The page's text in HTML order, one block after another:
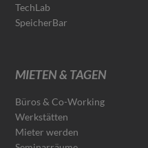
TechLab
SpeicherBar
MIETEN & TAGEN
Büros & Co-Working
Werkstätten
Mieter werden